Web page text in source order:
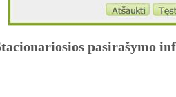
pasirašymo